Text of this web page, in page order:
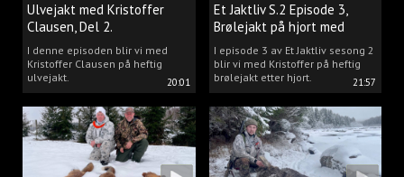
20:01
Ulvejakt med Kristoffer
Clausen, Del 2.
I denne episoden blir vi med
Kristoffer Clausen på heftig
ulvejakt.
21:57
Et Jaktliv S.2 Episode 3,
Brølejakt på hjort med
Kristoffer Clausen
I episode 3 av Et Jaktliv sesong 2
blir vi med Kristoffer på heftig
brølejakt etter hjort.